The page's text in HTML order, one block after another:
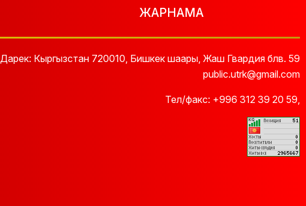
ЖАРНАМА
Дарек: Кыргызстан 720010, Бишкек шаары, Жаш Гвардия блв. 59
public.utrk@gmail.com
Тел/факс: +996 312 39 20 59